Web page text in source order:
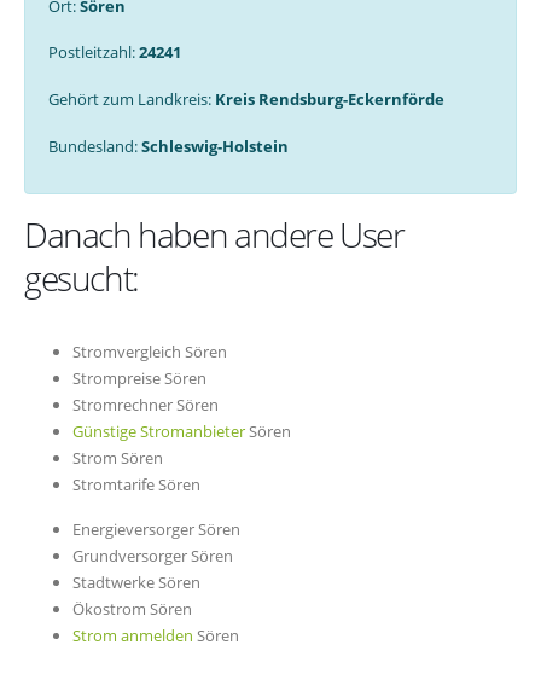
Ort:Sören
Postleitzahl:24241
Gehört zum Landkreis: Kreis Rendsburg-Eckernförde
Bundesland:Schleswig-Holstein
Danach haben andere User
gesucht:
Stromvergleich Sören
Strompreise Sören
Stromrechner Sören
Günstige StromanbieterSören
Strom Sören
Stromtarife Sören
Energieversorger Sören
Grundversorger Sören
Stadtwerke Sören
Ökostrom Sören
Strom anmelden Sören